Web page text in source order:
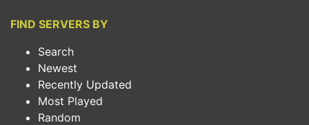
FIND SERVERS BY
Search
Newest
Recently Updated
Most Played
Random